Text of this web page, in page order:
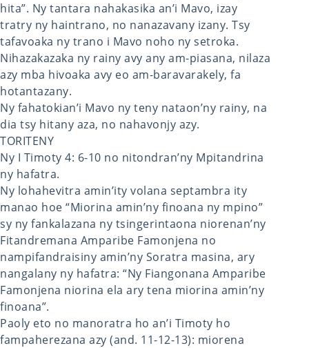
hita”. Ny tantara nahakasika an’i Mavo, izay
tratry ny haintrano, no nanazavany izany. Tsy
tafavoaka ny trano i Mavo noho ny setroka.
Nihazakazaka ny rainy avy any am-piasana, nilaza
azy mba hivoaka avy eo am-baravarakely, fa
hotantazany.
Ny fahatokian’i Mavo ny teny nataon’ny rainy, na
dia tsy hitany aza, no nahavonjy azy.
TORITENY
Ny I Timoty 4: 6-10 no nitondran’ny Mpitandrina
ny hafatra.
Ny lohahevitra amin’ity volana septambra ity
manao hoe “Miorina amin’ny finoana ny mpino”
sy ny fankalazana ny tsingerintaona niorenan’ny
Fitandremana Amparibe Famonjena no
nampifandraisiny amin’ny Soratra masina, ary
nangalany ny hafatra: “Ny Fiangonana Amparibe
Famonjena niorina ela ary tena miorina amin’ny
finoana”.
Paoly eto no manoratra ho an’i Timoty ho
fampaherezana azy (and. 11-12-13): miorena